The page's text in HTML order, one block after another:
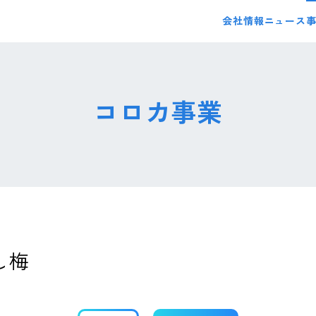
会社情報ニュース
コロカ事業
梅